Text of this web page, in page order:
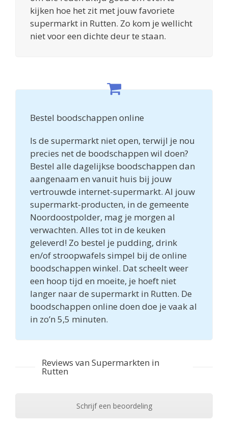
kijken hoe het zit met jouw favoriete
supermarkt in Rutten. Zo kom je wellicht
niet voor een dichte deur te staan.
Bestel boodschappen online
Is de supermarkt niet open, terwijl je nou
precies net de boodschappen wil doen?
Bestel alle dagelijkse boodschappen dan
aangenaam en vanuit huis bij jouw
vertrouwde internet-supermarkt. Al jouw
supermarkt-producten, in de gemeente
Noordoostpolder, mag je morgen al
verwachten. Alles tot in de keuken
geleverd! Zo bestel je pudding, drink
en/of stroopwafels simpel bij de online
boodschappen winkel. Dat scheelt weer
een hoop tijd en moeite, je hoeft niet
langer naar de supermarkt in Rutten. De
boodschappen online doen doe je vaak al
in zo’n 5,5 minuten.
Reviews van Supermarkten in
Rutten
Schrijf een beoordeling